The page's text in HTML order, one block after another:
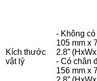
Kích thước
vật lý
- Không
105 mm x
2.8”
- Có chân
156 mm x